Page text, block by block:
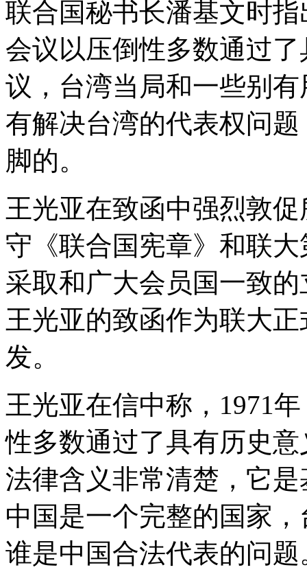
联合国秘书长潘基文时
会议以压倒性多数通过
议，台湾当局和一些别
有解决台湾的代表权问
脚的。
王光亚在致函中强烈敦
守《联合国宪章》和联
采取和广大会员国一致
王光亚的致函作为联大
发。
王光亚在信中称，1971
性多数通过了具有历史
法律含义非常清楚，它
中国是一个完整的国家
谁是中国合法代表的问